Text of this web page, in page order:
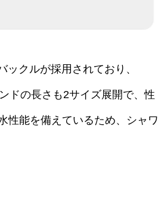
クルが採用されており、
ドの長さも2サイズ展開で、性
性能を備えているため、シャワ